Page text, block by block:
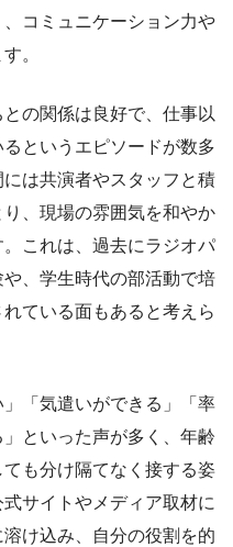
コミュニケーション力や
。
の関係は良好で、仕事以
というエピソードが数多
は共演者やスタッフと積
、現場の雰囲気を和やか
これは、過去にラジオパ
、学生時代の部活動で培
ている面もあると考えら
「気遣いができる」「率
といった声が多く、年齢
も分け隔てなく接する姿
サイトやメディア取材に
け込み、自分の役割を的